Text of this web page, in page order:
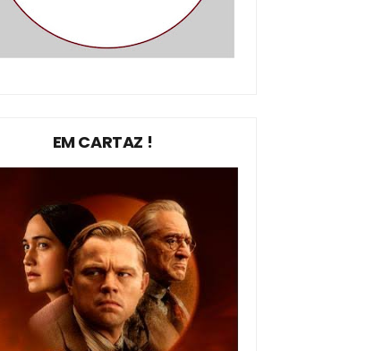
EM CARTAZ !